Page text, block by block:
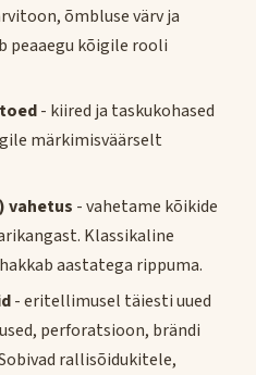
õmbluse värv ja
peaaegu kõigile rooli
- kiired ja taskukohased
märkimisväärselt
vahetus - vahetame kõikide
Klassikaline
aastatega rippuma.
- eritellimusel täiesti uued
perforatsioon, brändi
rallisõidukitele,